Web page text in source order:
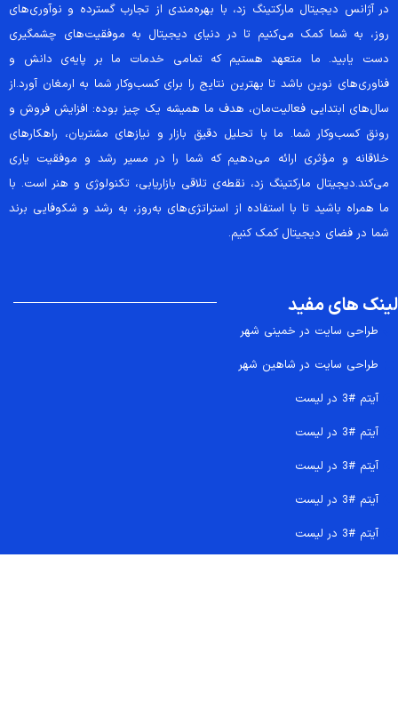
در آژانس دیجیتال مارکتینگ زد، با بهره‌مندی از تجارب گسترده و نوآوری‌های
روز، به شما کمک می‌کنیم تا در دنیای دیجیتال به موفقیت‌های چشمگیری
دست یابید. ما متعهد هستیم که تمامی خدمات ما بر پایه‌ی دانش و
فناوری‌های نوین باشد تا بهترین نتایج را برای کسب‌وکار شما به ارمغان آورد.از
سال‌های ابتدایی فعالیت‌مان، هدف ما همیشه یک چیز بوده: افزایش فروش و
رونق کسب‌وکار شما. ما با تحلیل دقیق بازار و نیازهای مشتریان، راهکارهای
خلاقانه و مؤثری ارائه می‌دهیم که شما را در مسیر رشد و موفقیت یاری
می‌کند.دیجیتال مارکتینگ زد، نقطه‌ی تلاقی بازاریابی، تکنولوژی و هنر است. با
ما همراه باشید تا با استفاده از استراتژی‌های به‌روز، به رشد و شکوفایی برند
شما در فضای دیجیتال کمک کنیم.
لینک های مفید
طراحی سایت در خمینی شهر
طراحی سایت در شاهین شهر
آیتم #3 در لیست
آیتم #3 در لیست
آیتم #3 در لیست
آیتم #3 در لیست
آیتم #3 در لیست